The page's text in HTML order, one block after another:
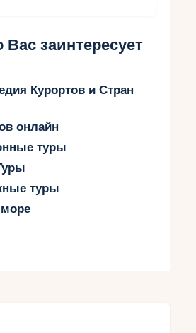
заинтересует
Курортов и Стран
онлайн
туры
туры